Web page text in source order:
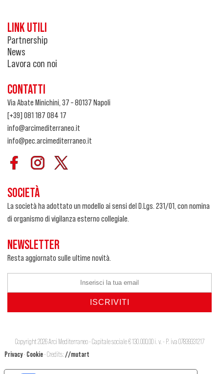
LINK UTILI
Partnership
News
Lavora con noi
CONTATTI
Via Abate Minichini, 37 – 80137 Napoli
[+39] 081 187 084 17
info@arcimediterraneo.it
info@pec.arcimediterraneo.it
SOCIETÀ
La società ha adottato un modello ai sensi del D.Lgs. 231/01, con nomina
di organismo di vigilanza esterno collegiale.
NEWSLETTER
Resta aggiornato sulle ultime novità.
Copyright 2026 Arci Mediterraneo - Capitale sociale € 130.000,00 i. v. - P. iva 07839331217
Privacy- Cookie- Credits: //mutart